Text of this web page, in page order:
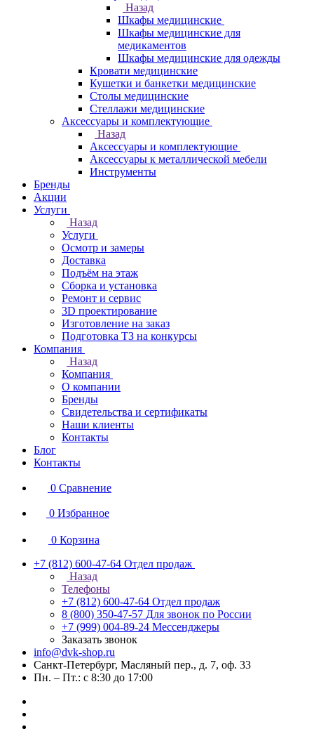
Назад
Шкафы медицинские
Шкафы медицинские для
медикаментов
Шкафы медицинские для одежды
Кровати медицинские
Кушетки и банкетки медицинские
Столы медицинские
Стеллажи медицинские
Аксессуары и комплектующие
Назад
Аксессуары и комплектующие
Аксессуары к металлической мебели
Инструменты
Бренды
Акции
Услуги
Назад
Услуги
Осмотр и замеры
Доставка
Подъём на этаж
Сборка и установка
Ремонт и сервис
3D проектирование
Изготовление на заказ
Подготовка ТЗ на конкурсы
Компания
Назад
Компания
О компании
Бренды
Свидетельства и сертификаты
Наши клиенты
Контакты
Блог
Контакты
0 Сравнение
0 Избранное
0 Корзина
+7 (812) 600-47-64 Отдел продаж
Назад
Телефоны
+7 (812) 600-47-64 Отдел продаж
8 (800) 350-47-57 Для звонок по России
+7 (999) 004-89-24 Мессенджеры
Заказать звонок
info@dvk-shop.ru
Санкт-Петербург, Масляный пер., д. 7, оф. 33
Пн. – Пт.: с 8:30 до 17:00